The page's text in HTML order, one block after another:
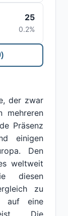
25
0.2%
der zwar
mehreren
Präsenz
einigen
Den
weltweit
diesen
zu
auf eine
Die